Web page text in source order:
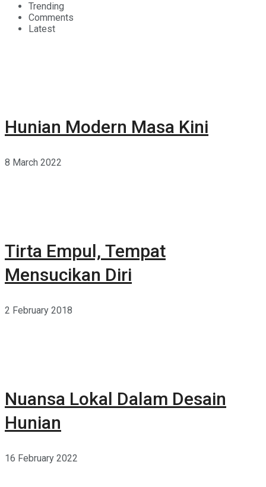
Trending
Comments
Latest
Hunian Modern Masa Kini
8 March 2022
Tirta Empul, Tempat
Mensucikan Diri
2 February 2018
Nuansa Lokal Dalam Desain
Hunian
16 February 2022